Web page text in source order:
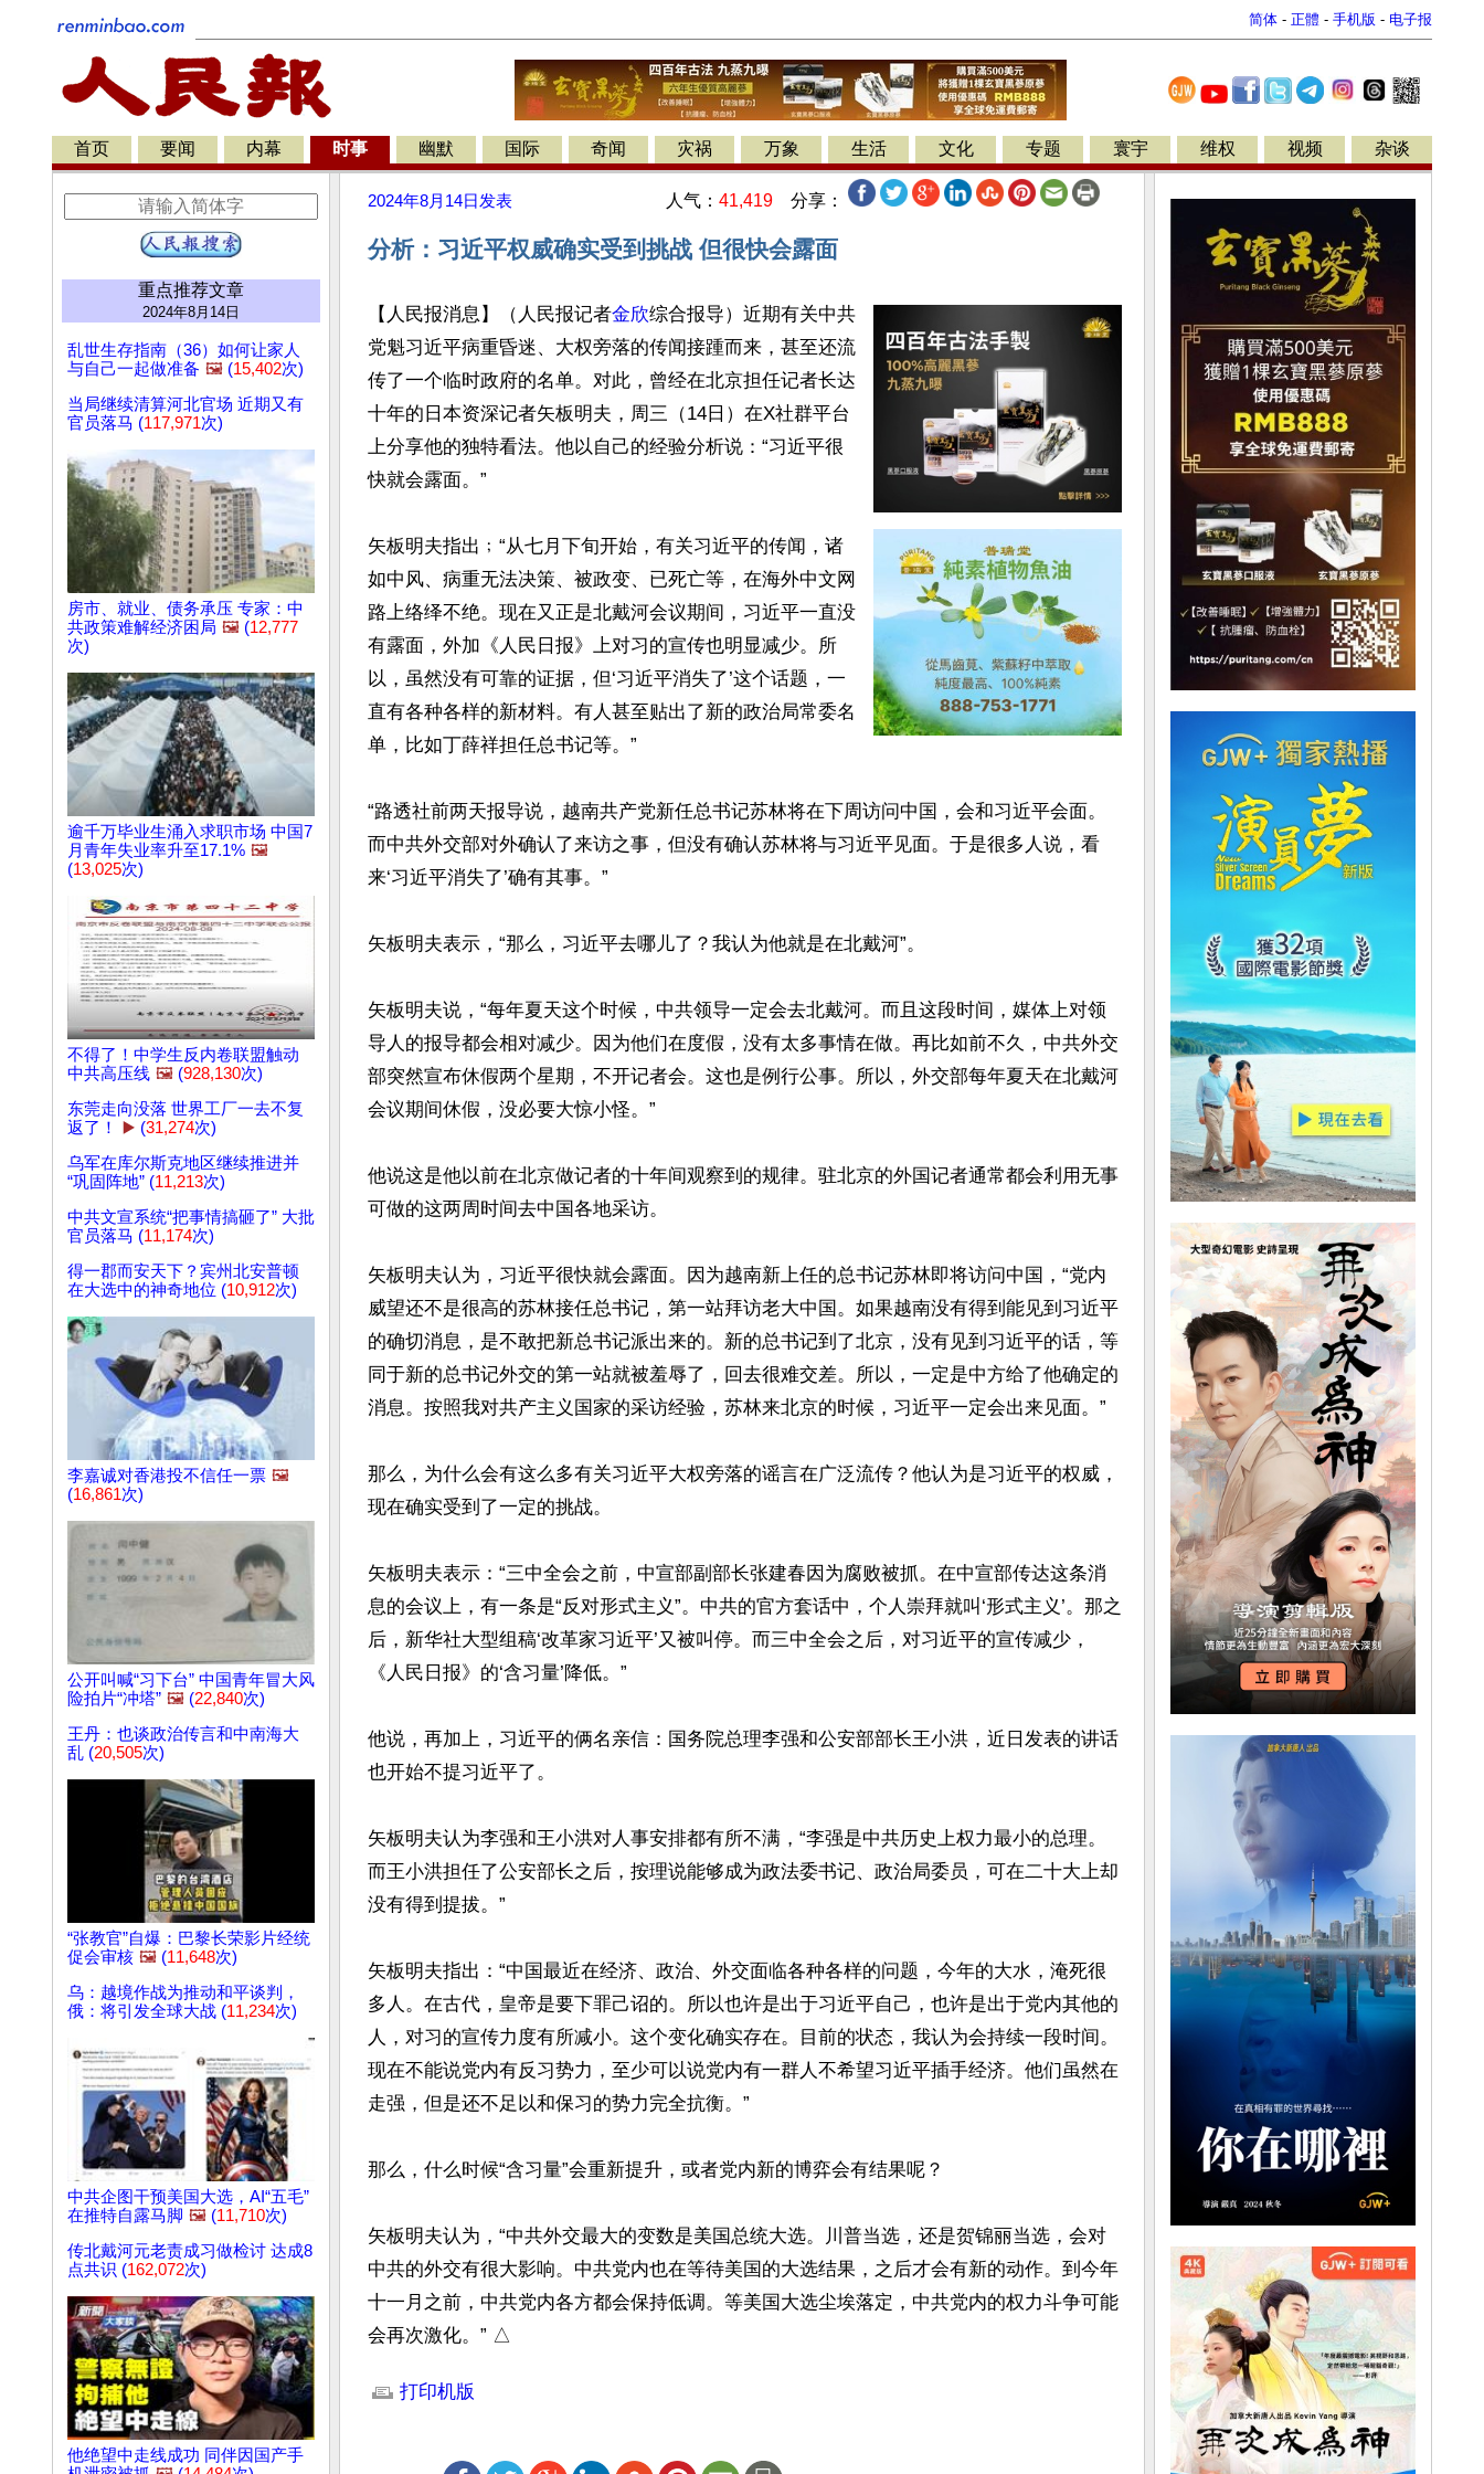
简体 - 正體 - 手机版 - 电子报
首页 要闻 内幕 时事 幽默 国际 奇闻 灾祸 万象 生活 文化 专题 寰宇 维权 视频 杂谈
重点推荐文章
2024年8月14日
乱世生存指南（36）如何让家人
与自己一起做准备 🖼️ (15,402次)
当局继续清算河北官场 近期又有
官员落马 (117,971次)
房市、就业、债务承压 专家：中
共政策难解经济困局 🖼️ (12,777
次)
逾千万毕业生涌入求职市场 中国7
月青年失业率升至17.1% 🖼️
(13,025次)
不得了！中学生反内卷联盟触动
中共高压线 🖼️ (928,130次)
东莞走向没落 世界工厂一去不复
返了！
▶️ (31,274次)
乌军在库尔斯克地区继续推进并
“巩固阵地” (11,213次)
中共文宣系统“把事情搞砸了” 大批
官员落马 (11,174次)
得一郡而安天下？宾州北安普顿
在大选中的神奇地位 (10,912次)
李嘉诚对香港投不信任一票 🖼️
(16,861次)
公开叫喊“习下台” 中国青年冒大风
险拍片“冲塔” 🖼️ (22,840次)
王丹：也谈政治传言和中南海大
乱 (20,505次)
“张教官”自爆：巴黎长荣影片经统
促会审核 🖼️ (11,648次)
乌：越境作战为推动和平谈判，
俄：将引发全球大战 (11,234次)
中共企图干预美国大选，AI“五毛”
在推特自露马脚 🖼️ (11,710次)
传北戴河元老责成习做检讨 达成8
点共识 (162,072次)
他绝望中走线成功 同伴因国产手
2024年8月14日 发表 人气： 41,419 分享：
分析：习近平权威确实受到挑战 但很快会露面
【人民报消息】（人民报记者金欣综合报导）近期有关中共
党魁习近平病重昏迷、大权旁落的传闻接踵而来，甚至还流
传了一个临时政府的名单。对此，曾经在北京担任记者长达
十年的日本资深记者矢板明夫，周三（14日）在X社群平台
上分享他的独特看法。他以自己的经验分析说：“习近平很
快就会露面。”
矢板明夫指出﹔“从七月下旬开始，有关习近平的传闻，诸
如中风、病重无法决策、被政变、已死亡等，在海外中文网
路上络绎不绝。现在又正是北戴河会议期间，习近平一直没
有露面，外加《人民日报》上对习的宣传也明显减少。所
以，虽然没有可靠的证据，但‘习近平消失了’这个话题，一
直有各种各样的新材料。有人甚至贴出了新的政治局常委名
单，比如丁薛祥担任总书记等。”
“路透社前两天报导说，越南共产党新任总书记苏林将在下周访问中国，会和习近平会面。
而中共外交部对外确认了来访之事，但没有确认苏林将与习近平见面。于是很多人说，看
来‘习近平消失了’确有其事。”
矢板明夫表示，“那么，习近平去哪儿了？我认为他就是在北戴河”。
矢板明夫说，“每年夏天这个时候，中共领导一定会去北戴河。而且这段时间，媒体上对领
导人的报导都会相对减少。因为他们在度假，没有太多事情在做。再比如前不久，中共外交
部突然宣布休假两个星期，不开记者会。这也是例行公事。所以，外交部每年夏天在北戴河
会议期间休假，没必要大惊小怪。”
他说这是他以前在北京做记者的十年间观察到的规律。驻北京的外国记者通常都会利用无事
可做的这两周时间去中国各地采访。
矢板明夫认为，习近平很快就会露面。因为越南新上任的总书记苏林即将访问中国，“党内
威望还不是很高的苏林接任总书记，第一站拜访老大中国。如果越南没有得到能见到习近平
的确切消息，是不敢把新总书记派出来的。新的总书记到了北京，没有见到习近平的话，等
同于新的总书记外交的第一站就被羞辱了，回去很难交差。所以，一定是中方给了他确定的
消息。按照我对共产主义国家的采访经验，苏林来北京的时候，习近平一定会出来见面。”
那么，为什么会有这么多有关习近平大权旁落的谣言在广泛流传？他认为是习近平的权威，
现在确实受到了一定的挑战。
矢板明夫表示：“三中全会之前，中宣部副部长张建春因为腐败被抓。在中宣部传达这条消
息的会议上，有一条是“反对形式主义”。中共的官方套话中，个人崇拜就叫‘形式主义’。那之
后，新华社大型组稿‘改革家习近平’又被叫停。而三中全会之后，对习近平的宣传减少，
《人民日报》的‘含习量’降低。”
他说，再加上，习近平的俩名亲信：国务院总理李强和公安部部长王小洪，近日发表的讲话
也开始不提习近平了。
矢板明夫认为李强和王小洪对人事安排都有所不满，“李强是中共历史上权力最小的总理。
而王小洪担任了公安部长之后，按理说能够成为政法委书记、政治局委员，可在二十大上却
没有得到提拔。”
矢板明夫指出：“中国最近在经济、政治、外交面临各种各样的问题，今年的大水，淹死很
多人。在古代，皇帝是要下罪己诏的。所以也许是出于习近平自己，也许是出于党内其他的
人，对习的宣传力度有所减小。这个变化确实存在。目前的状态，我认为会持续一段时间。
现在不能说党内有反习势力，至少可以说党内有一群人不希望习近平插手经济。他们虽然在
走强，但是还不足以和保习的势力完全抗衡。”
那么，什么时候“含习量”会重新提升，或者党内新的博弈会有结果呢？
矢板明夫认为，“中共外交最大的变数是美国总统大选。川普当选，还是贺锦丽当选，会对
中共的外交有很大影响。中共党内也在等待美国的大选结果，之后才会有新的动作。到今年
十一月之前，中共党内各方都会保持低调。等美国大选尘埃落定，中共党内的权力斗争可能
会再次激化。” △
打印机版